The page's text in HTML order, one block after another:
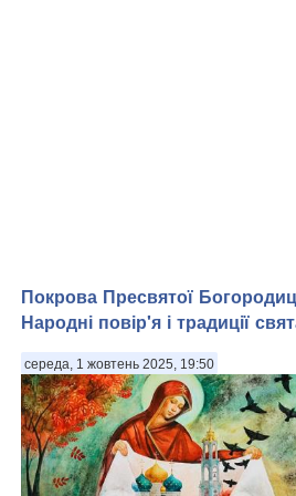
Покрова Пресвятої
Народні повір'я і традиції
середа, 1 жовтень 2025, 19:50